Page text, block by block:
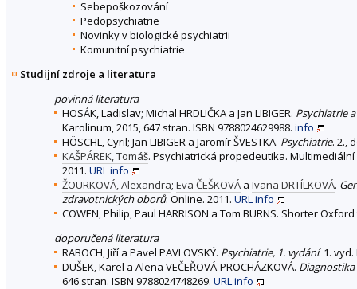
Sebepoškozování
Pedopsychiatrie
Novinky v biologické psychiatrii
Komunitní psychiatrie
Studijní zdroje a literatura
povinná literatura
HOSÁK, Ladislav; Michal HRDLIČKA a Jan LIBIGER. Psychiatrie
Karolinum, 2015, 647 stran. ISBN 9788024629988. info
HÖSCHL, Cyril; Jan LIBIGER a Jaromír ŠVESTKA. Psychiatrie. 2.,
KAŠPÁREK, Tomáš. Psychiatrická propedeutika.
2011. URLinfo
ŽOURKOVÁ, Alexandra; Eva ČEŠKOVÁ a Ivana DRTÍLKOVÁ.
zdravotnických oborů. Online. 2011. URLinfo
COWEN, Philip, Paul HARRISON a Tom BURNS. Shorter
doporučená literatura
RABOCH, Jiří a Pavel PAVLOVSKÝ. Psychiatrie, 1. vydání. 1.
DUŠEK, Karel a Alena VEČEŘOVÁ-PROCHÁZKOVÁ.
646 stran. ISBN 9788024748269. URLinfo